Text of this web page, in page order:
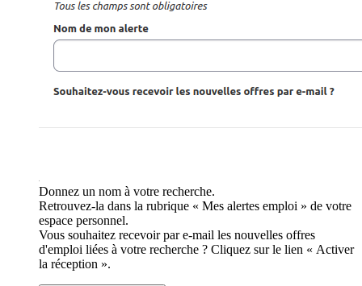
Donnez un nom à votre recherche.
Retrouvez-la dans la rubrique « Mes alertes emploi » de votre
espace personnel.
Vous souhaitez recevoir par e-mail les nouvelles offres
d'emploi liées à votre recherche ? Cliquez sur le lien « Activer
la réception ».